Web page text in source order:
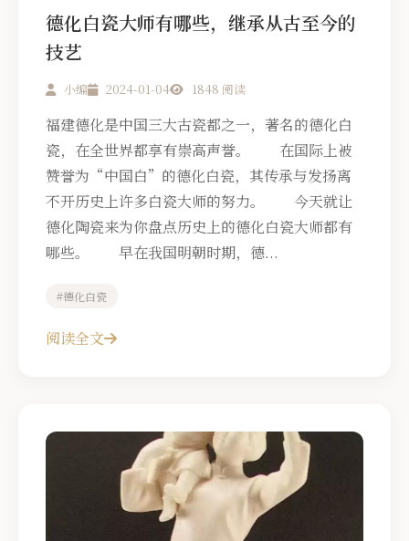
德化白瓷大师有哪些，继承从古至今的
技艺
小编 2024-01-04 1848 阅读
福建德化是中国三大古瓷都之一，著名的德化白
瓷，在全世界都享有崇高声誉。 在国际上被
赞誉为“中国白”的德化白瓷，其传承与发扬离
不开历史上许多白瓷大师的努力。 今天就让
德化陶瓷来为你盘点历史上的德化白瓷大师都有
哪些。 早在我国明朝时期，德...
#德化白瓷
阅读全文